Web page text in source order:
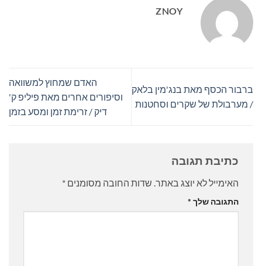
ZNOY
ברבור הכסף מאת בנג'מין בלאק
/ מערבולת של שקרים וסחטנות
האדם שמחוץ למשוואה
וסיפורים אחרים מאת פיליפ ק'
דיק / זרימת זמן ומסע בזמן
כתיבת תגובה
האימייל לא יוצג באתר. שדות החובה מסומנים *
התגובה שלך *